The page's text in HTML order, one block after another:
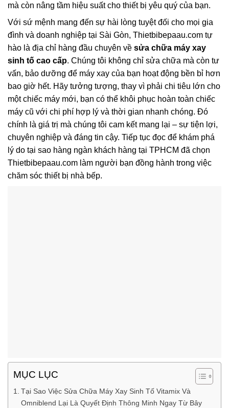
mà còn nâng tầm hiệu suất cho thiết bị yêu quý của bạn.
Với sứ mệnh mang đến sự hài lòng tuyệt đối cho mọi gia
đình và doanh nghiệp tại Sài Gòn, Thietbibepaau.com tự
hào là địa chỉ hàng đầu chuyên về sửa chữa máy xay
sinh tố cao cấp. Chúng tôi không chỉ sửa chữa mà còn tư
vấn, bảo dưỡng để máy xay của bạn hoạt động bền bỉ hơn
bao giờ hết. Hãy tưởng tượng, thay vì phải chi tiêu lớn cho
một chiếc máy mới, bạn có thể khôi phục hoàn toàn chiếc
máy cũ với chi phí hợp lý và thời gian nhanh chóng. Đó
chính là giá trị mà chúng tôi cam kết mang lại – sự tiện lợi,
chuyên nghiệp và đáng tin cậy. Tiếp tục đọc để khám phá
lý do tại sao hàng ngàn khách hàng tại TPHCM đã chọn
Thietbibepaau.com làm người bạn đồng hành trong việc
chăm sóc thiết bị nhà bếp.
MỤC LỤC
Tại Sao Việc Sửa Chữa Máy Xay Sinh Tố Vitamix Và
Omniblend Lại Là Quyết Định Thông Minh Ngay Từ Bây